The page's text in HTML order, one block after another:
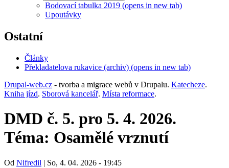
Bodovací tabulka 2019 (opens in new tab)
Upoutávky
Ostatní
Články
Překladatelova rukavice (archiv) (opens in new tab)
Drupal-web.cz - tvorba a migrace webů v Drupalu. Katecheze.
Kniha jízd. Sborová kancelář. Místa reformace.
DMD č. 5. pro 5. 4. 2026.
Téma: Osamělé vrznutí
Od Nifredil | So, 4. 04. 2026 - 19:45